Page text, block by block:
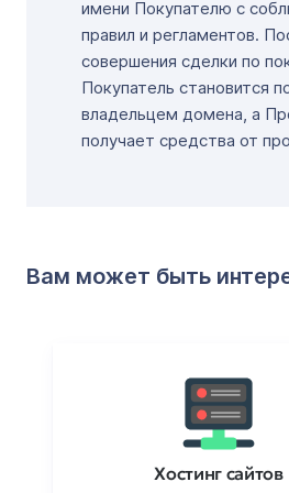
имени Покупателю с
правил и регламентов.
совершения сделки по
Покупатель становится
владельцем домена, а
получает средства от
Вам может быть
Хостинг сайтов